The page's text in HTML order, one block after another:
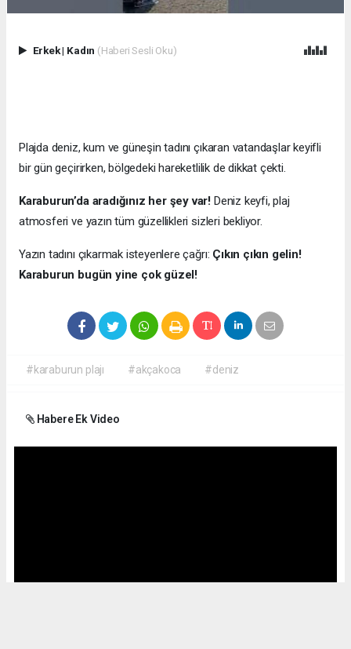
Erkek| Kadın (Haberi Sesli Oku)
Plajda deniz, kum ve güneşin tadını çıkaran vatandaşlar keyifli
bir gün geçirirken, bölgedeki hareketlilik de dikkat çekti.
Karaburun’da aradığınız her şey var! Deniz keyfi, plaj
atmosferi ve yazın tüm güzellikleri sizleri bekliyor.
Yazın tadını çıkarmak isteyenlere çağrı: Çıkın çıkın gelin!
Karaburun bugün yine çok güzel!
#karaburun plajı #akçakoca #deniz
Habere Ek Video